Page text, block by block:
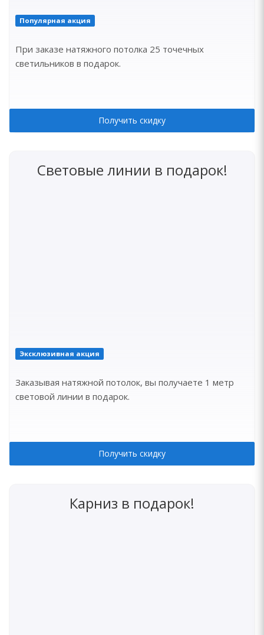
Популярная акция
При заказе натяжного потолка 25 точечных
светильников в подарок.
Получить скидку
Световые линии в подарок!
Эксклюзивная акция
Заказывая натяжной потолок, вы получаете 1 метр
световой линии в подарок.
Получить скидку
Карниз в подарок!